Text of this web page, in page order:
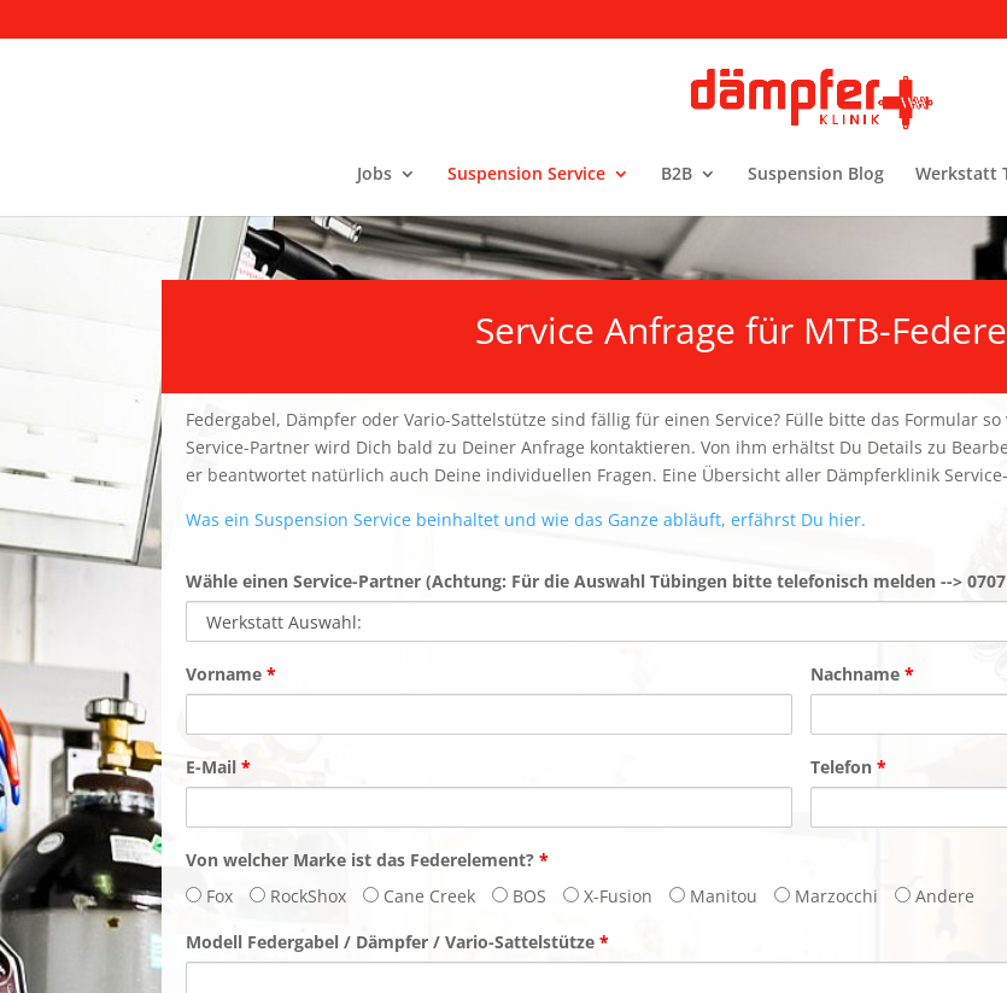
Jobs Suspension Service B2B Suspension Blog Werkstatt
Service Anfrage für MTB-
Federgabel, Dämpfer oder Vario-Sattelstütze sind fällig für einen Service? Fülle bitte das Formular
Service-Partner wird Dich bald zu Deiner Anfrage kontaktieren. Von ihm erhältst Du Details zu
er beantwortet natürlich auch Deine individuellen Fragen. Eine Übersicht aller Dämpferklinik
Was ein Suspension Service beinhaltet und wie das Ganze abläuft, erfährst Du hier.
Wähle einen Service-Partner (Achtung: Für die Auswahl Tübingen bitte telefonisch melden -->
Vorname* Nachname *
E-Mail* Telefon *
Von welcher Marke ist das Federelement?*
Fox
RockShox Cane Creek BOS X-Fusion Manitou Marzocchi
Andere
Modell Federgabel / Dämpfer / Vario-Sattelstütze*